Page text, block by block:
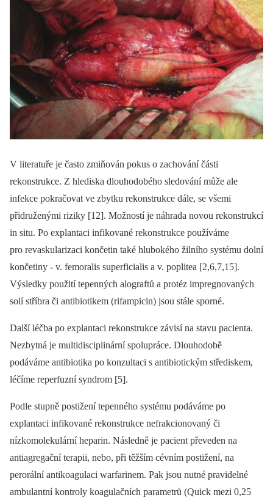
V literatuře je často zmiňován pokus o zachování části
rekonstrukce. Z hlediska dlouhodobého sledování může ale
infekce pokračovat ve zbytku rekonstrukce dále, se všemi
přidruženými riziky [12]. Možností je náhrada novou rekonstrukcí
in situ. Po explantaci infikované rekonstrukce používáme
pro revaskularizaci končetin také hlubokého žilního systému dolní
končetiny -⁠ v. femoralis superficialis a v. poplitea [2,6,7,15].
Výsledky použití tepenných alograftů a protéz impregnovaných
solí stříbra či antibiotikem (rifampicin) jsou stále sporné.
Další léčba po explantaci rekonstrukce závisí na stavu pacienta.
Nezbytná je multidisciplinární spolupráce. Dlouhodobě
podáváme antibiotika po konzultaci s antibiotickým střediskem,
léčíme reperfuzní syndrom [5].
Podle stupně postižení tepenného systému podáváme po
explantaci infikované rekonstrukce nefrakcionovaný či
nízkomolekulární heparin. Následně je pacient převeden na
antiagregační terapii, nebo, při těžším cévním postižení, na
perorální antikoagulaci warfarinem. Pak jsou nutné pravidelné
ambulantní kontroly koagulačních parametrů (Quick mezi 0,25